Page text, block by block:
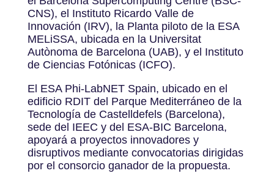
CNS), el Instituto Ricardo Valle de
Innovación (IRV), la Planta piloto de la ESA
MELiSSA, ubicada en la Universitat
Autònoma de Barcelona (UAB), y el Instituto
de Ciencias Fotónicas (ICFO).
El ESA Phi-LabNET Spain, ubicado en el
edificio RDIT del Parque Mediterráneo de la
Tecnología de Castelldefels (Barcelona),
sede del IEEC y del ESA-BIC Barcelona,
apoyará a proyectos innovadores y
disruptivos mediante convocatorias dirigidas
por el consorcio ganador de la propuesta.